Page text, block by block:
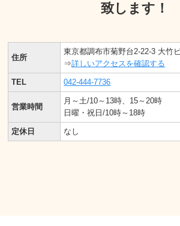
致します！
住所
東京都調布市菊野台2-22-3 大竹
⇒詳しいアクセスを確認する
TEL 042-444-7736
営業時間
月～土/10～13時、15～20時
日曜・祝日/10時～18時
定休日 なし